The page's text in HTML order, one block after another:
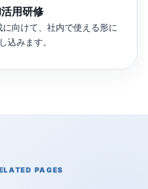
用研修
向けて、社内で使える形に
込みます。
PAGES